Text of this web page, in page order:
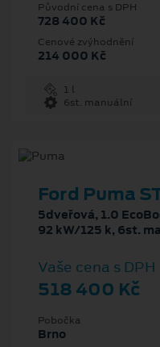
Původní cena s DPH
728 400 Kč
Cenové zvýhodnění
214 000 Kč
1 l
6st. manuální
Ford Puma
5dveřová, 1.0
92 kW/125 k, 6st.
Vaše cena s DPH
518 400 Kč
Pobočka
Brno